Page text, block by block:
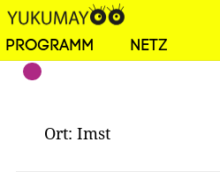
PROGRAMM NETZ
Ort: Imst